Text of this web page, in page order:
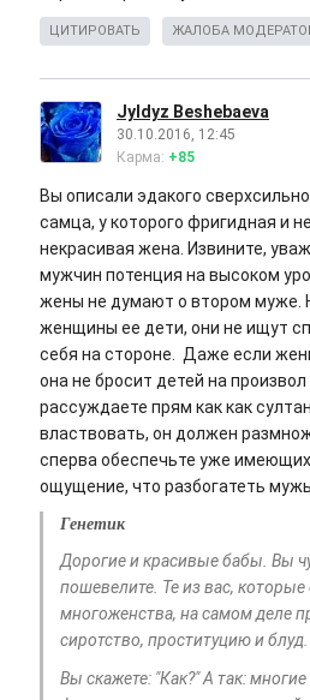
ЦИТИРОВАТЬ ЖАЛОБА
Jyldyz Beshebaeva
30.10.2016, 12:45
Карма: +85
Вы описали эдакого
самца, у которого фригидная и
некрасивая жена. Извините,
мужчин потенция на высоком
жены не думают о втором муже.
женщины ее дети, они не ищут
себя на стороне. Даже если
она не бросит детей на
рассуждаете прям как как
властвовать, он должен
сперва обеспечьте уже
ощущение, что разбогатеть
Генетик
Дорогие и красивые бабы. Вы
пошевелите. Те из вас,
многоженства, на самом деле
сиротство, проституцию и блуд.
Вы скажете: "Как?" А так: многие